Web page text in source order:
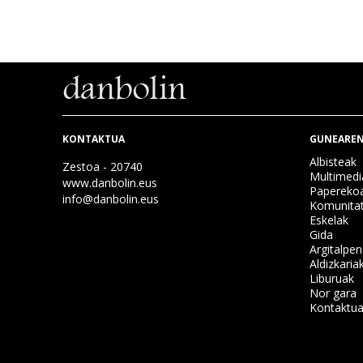
KONTAKTUA
Zestoa - 20740
www.danbolin.eus
info@danbolin.eus
Albisteak
Eskelak
Gida
Liburuak
Nor gara
Kontaktua